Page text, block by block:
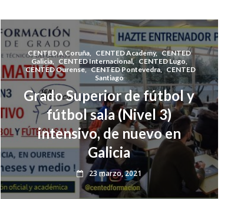
CENTED A Coruña, CENTED Academy, CENTED
Galicia, CENTED Internacional, CENTED Lugo,
CENTED Ourense, CENTED Pontevedra, CENTED
Santiago
Grado Superior de fútbol y
fútbol sala (Nivel 3)
intensivo, de nuevo en
Galicia
23 marzo, 2021